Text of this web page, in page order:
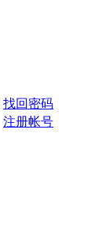
找回密码
注册帐号